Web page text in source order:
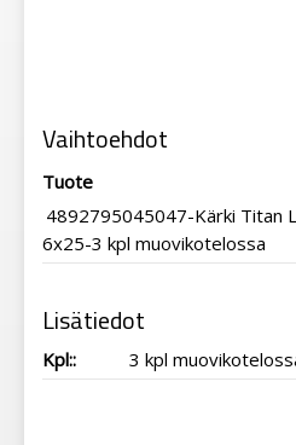
Vaihtoehdot
Tuote
4892795045047-Kärki Titan
6x25-3 kpl muovikotelossa
Lisätiedot
Kpl:: 3 kpl